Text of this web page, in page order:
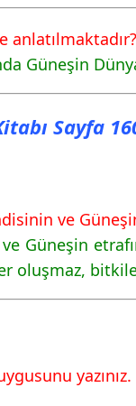
anlatılmaktadır?
Güneşin
Sayfa
ve
Güneşin
oluşmaz,
yazınız.